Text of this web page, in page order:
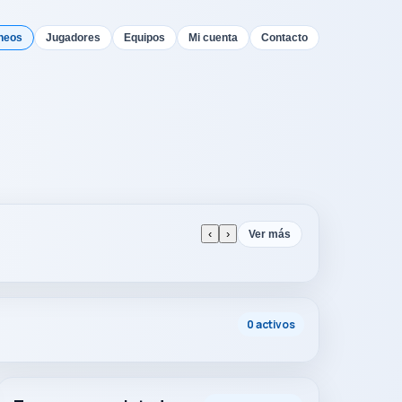
Jugadores Equipos Mi cuenta Contacto
‹ › Ver más
0 activos